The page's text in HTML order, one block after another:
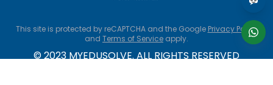
This site is protected by reCAPTCHA and the Google Privacy Policy
and Terms of Service apply.
© 2023 MYEDUSOLVE. ALL RIGHTS RESERVED